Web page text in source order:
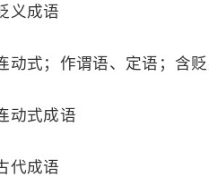
义成语
动式；作谓语、定语；含贬
动式成语
代成语